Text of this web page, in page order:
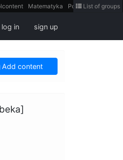
Matematyka Polska
intern
List of groups
log in sign up
Add content